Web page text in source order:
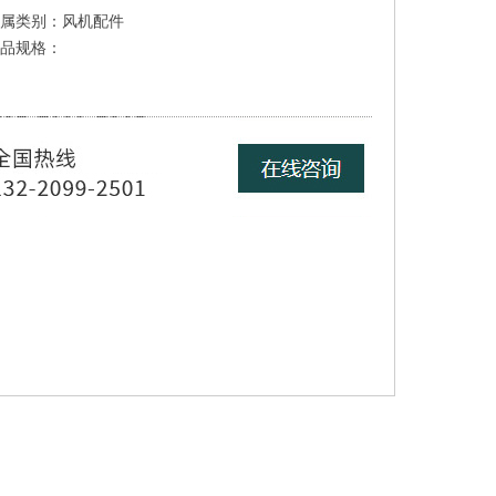
类别：风机配件
规格：